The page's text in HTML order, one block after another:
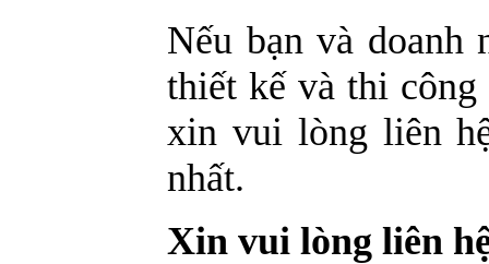
Nếu bạn và doanh
thiết kế và thi
xin vui lòng liên
nhất.
Xin vui lòng liên